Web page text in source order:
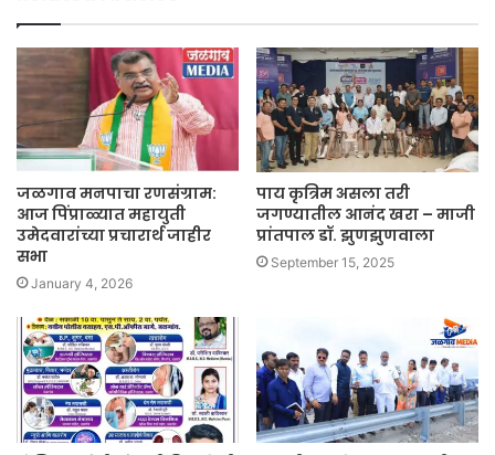
जळगाव मनपाचा रणसंग्राम:
आज पिंप्राळ्यात महायुती
उमेदवारांच्या प्रचारार्थ जाहीर
सभा
January 4, 2026
पाय कृत्रिम असला तरी
जगण्यातील आनंद खरा – माजी
प्रांतपाल डॉ. झुणझुणवाला
September 15, 2025